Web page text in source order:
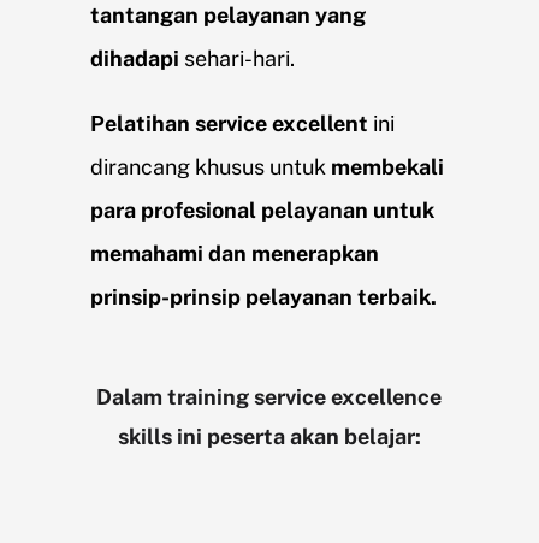
tantangan pelayanan yang
dihadapi sehari-hari.
Pelatihan service excellent ini
dirancang khusus untuk membekali
para profesional pelayanan untuk
memahami dan menerapkan
prinsip-prinsip pelayanan terbaik.
Dalam training service excellence
skills ini peserta akan belajar: